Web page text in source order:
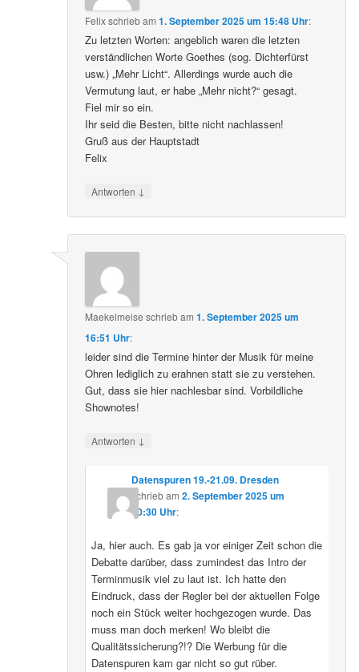
Felixschriebam1. September 2025 um 15:48 Uhr:
Zu letzten Worten: angeblich waren die letzten
verständlichen Worte Goethes (sog. Dichterfürst
usw.) „Mehr Licht“. Allerdings wurde auch die
Vermutung laut, er habe „Mehr nicht?“ gesagt.
Fiel mir so ein.
Ihr seid die Besten, bitte nicht nachlassen!
Gruß aus der Hauptstadt
Felix
Antworten ↓
Maekelmeise schriebam1. September 2025 um
16:51 Uhr:
leider sind die Termine hinter der Musik für meine
Ohren lediglich zu erahnen statt sie zu verstehen.
Gut, dass sie hier nachlesbar sind. Vorbildliche
Shownotes!
Antworten ↓
Datenspuren 19.-21.09. Dresden
schriebam 2. September 2025 um
10:30 Uhr:
Ja, hier auch. Es gab ja vor einiger Zeit schon die
Debatte darüber, dass zumindest das Intro der
Terminmusik viel zu laut ist. Ich hatte den
Eindruck, dass der Regler bei der aktuellen Folge
noch ein Stück weiter hochgezogen wurde. Das
muss man doch merken! Wo bleibt die
Qualitätssicherung?!? Die Werbung für die
Datenspuren kam gar nicht so gut rüber.